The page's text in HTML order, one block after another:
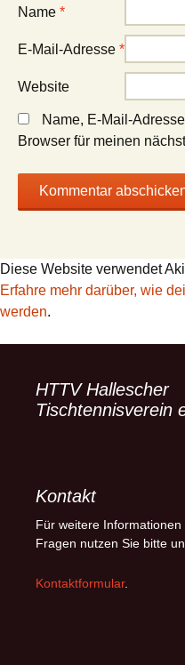
Name *
E-Mail-Adresse *
Website
Name, E-Mail-
Browser für meinen
Diese Website verwendet
Erfahre mehr darüber, wie
werden.
HTTV Hallescher
Tischtennisverein
Kontakt
Für weitere Informationen
Fragen nutzen Sie bitte
Kontaktformular.